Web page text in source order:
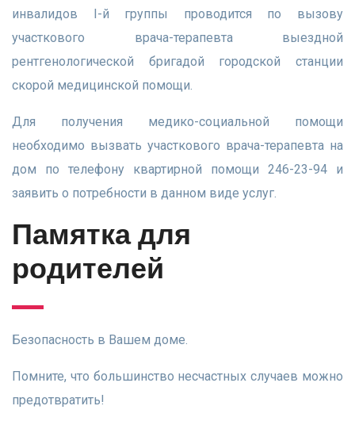
инвалидов I-й группы проводится по вызову
участкового врача-терапевта выездной
рентгенологической бригадой городской станции
скорой медицинской помощи.
Для получения медико-социальной помощи
необходимо вызвать участкового врача-терапевта на
дом по телефону квартирной помощи 246-23-94 и
заявить о потребности в данном виде услуг.
Памятка для
родителей
Безопасность в Вашем доме.
Помните, что большинство несчастных случаев можно
предотвратить!